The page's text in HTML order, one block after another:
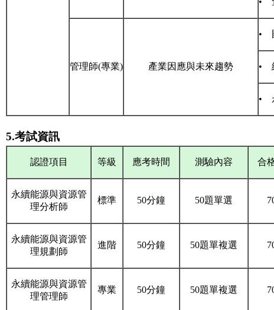
管理師(專業) 產業因應與未來趨勢
•
•
•
5.考試資訊
認證項目 等級 應考時間 測驗內容 合
永續能源與資源管
理分析師
標準 50分鐘 50題單選
永續能源與資源管
理規劃師
進階 50分鐘 50題單複選
永續能源與資源管
理管理師
專業 50分鐘 50題單複選